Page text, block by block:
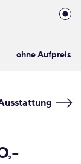
ohne Aufpreis
2-